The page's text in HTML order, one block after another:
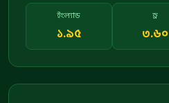
ইংল্যান্ড
১.৯৫
ড্র
৩.৬০